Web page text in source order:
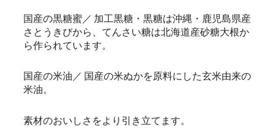
国産の黒糖蜜／ 加工黒糖・黒糖は沖縄・鹿児島県産
さとうきびから、てんさい糖は北海道産砂糖大根か
ら作られています。
国産の米油／ 国産の米ぬかを原料にした玄米由来の
米油。
素材のおいしさをより引き立てます。